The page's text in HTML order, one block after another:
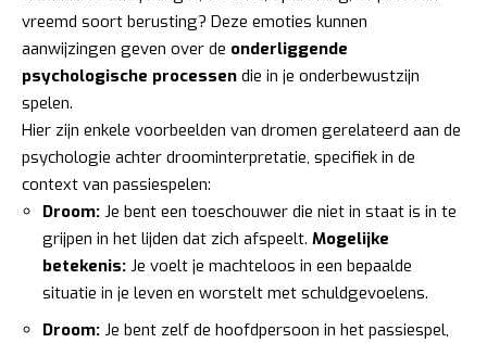
vreemd soort berusting? Deze emoties kunnen
aanwijzingen geven over de onderliggende
psychologische processen die in je onderbewustzijn
spelen.
Hier zijn enkele voorbeelden van dromen gerelateerd aan de
psychologie achter droominterpretatie, specifiek in de
context van passiespelen:
Droom: Je bent een toeschouwer die niet in staat is in te
grijpen in het lijden dat zich afspeelt. Mogelijke
betekenis: Je voelt je machteloos in een bepaalde
situatie in je leven en worstelt met schuldgevoelens.
Droom: Je bent zelf de hoofdpersoon in het passiespel,